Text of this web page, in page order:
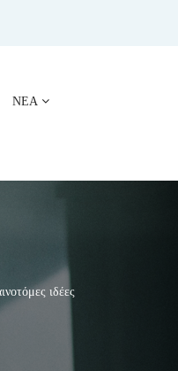
ΝΕΑ
ιδέες